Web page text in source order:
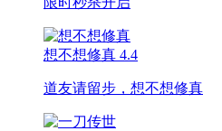
想不想修真 4.4
道友请留步，想不想修真